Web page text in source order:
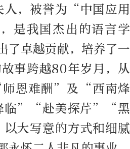
，被誉为“中国应用
是我国杰出的语言学
了卓越贡献，培养了一
事跨越80年岁月，从
师恩难酬”及“西南烽
临”“赴美探芹”“黑
大写意的方式和细腻